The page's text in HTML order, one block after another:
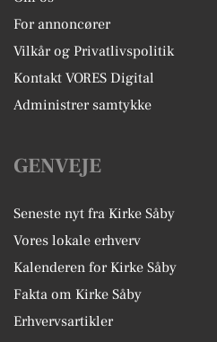
For annoncører
Vilkår og Privatlivspolitik
Kontakt VORES Digital
Administrer samtykke
GENVEJE
Seneste nyt fra Kirke Såby
Vores lokale erhverv
Kalenderen for Kirke Såby
Fakta om Kirke Såby
Erhvervsartikler